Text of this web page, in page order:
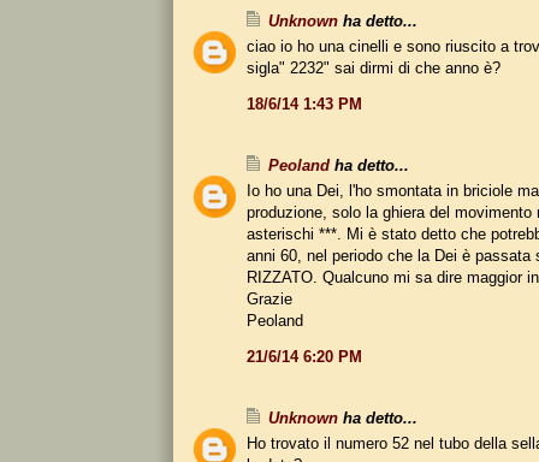
Unknown ha detto...
ciao io ho una cinelli e sono riuscito a
sigla" 2232" sai dirmi di che anno è?
18/6/14 1:43 PM
Peoland ha detto...
Io ho una Dei, l'ho smontata in briciole
produzione, solo la ghiera del
asterischi ***. Mi è stato detto che
anni 60, nel periodo che la Dei è passata
RIZZATO. Qualcuno mi sa dire maggior
Grazie
Peoland
21/6/14 6:20 PM
Unknown ha detto...
Ho trovato il numero 52 nel tubo della